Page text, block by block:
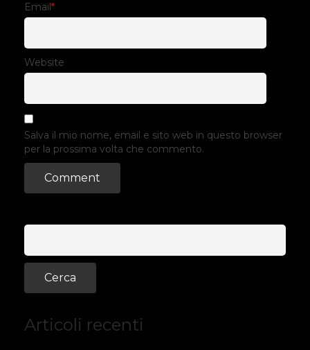
Email*
Website
Salva il mio nome, email e sito web in questo browser
per la prossima volta che commento.
Articoli recenti